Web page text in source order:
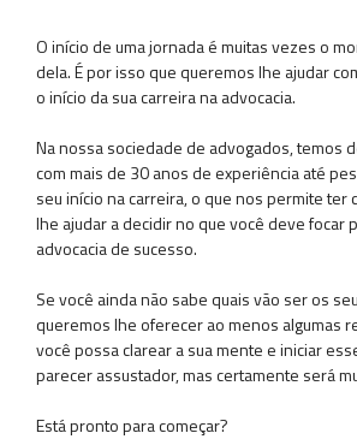
O início de uma jornada é muitas vezes o
dela. É por isso que queremos lhe ajudar
o início da sua carreira na advocacia.
Na nossa sociedade de advogados, temos
com mais de 30 anos de experiência até
seu início na carreira, o que nos permite ter
lhe ajudar a decidir no que você deve focar
advocacia de sucesso.
Se você ainda não sabe quais vão ser os
queremos lhe oferecer ao menos algumas
você possa clarear a sua mente e iniciar
parecer assustador, mas certamente será
Está pronto para começar?